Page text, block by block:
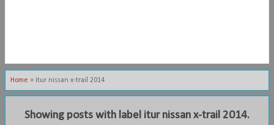
Home » itur nissan x-trail 2014
Showing posts with label itur nissan x-trail 2014.